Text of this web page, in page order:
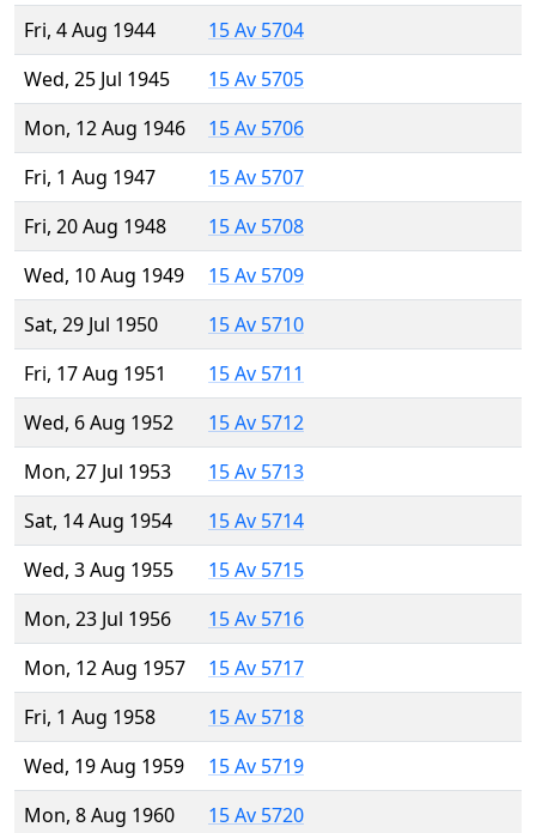
Fri, 4 Aug 1944
15 Av 5704
Wed, 25 Jul 1945
15 Av 5705
Mon, 12 Aug 1946
15 Av 5706
Fri, 1 Aug 1947
15 Av 5707
Fri, 20 Aug 1948
15 Av 5708
Wed, 10 Aug 1949
15 Av 5709
Sat, 29 Jul 1950
15 Av 5710
Fri, 17 Aug 1951
15 Av 5711
Wed, 6 Aug 1952
15 Av 5712
Mon, 27 Jul 1953
15 Av 5713
Sat, 14 Aug 1954
15 Av 5714
Wed, 3 Aug 1955
15 Av 5715
Mon, 23 Jul 1956
15 Av 5716
Mon, 12 Aug 1957
15 Av 5717
Fri, 1 Aug 1958
15 Av 5718
Wed, 19 Aug 1959
15 Av 5719
Mon, 8 Aug 1960
15 Av 5720